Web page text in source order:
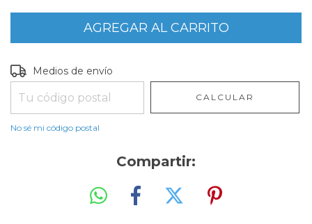
Entregas para el CP:
Medios de envío
CALCULAR
No sé mi código postal
Compartir: